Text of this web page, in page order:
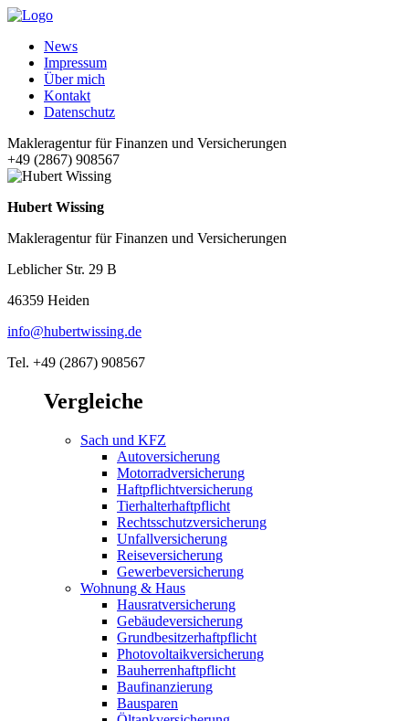
News
Impressum
Über mich
Kontakt
Datenschutz
Makleragentur für Finanzen und Versicherungen
+49 (2867) 908567
Hubert Wissing
Makleragentur für Finanzen und Versicherungen
Leblicher Str. 29 B
46359 Heiden
info@hubertwissing.de
Tel. +49 (2867) 908567
Vergleiche
Sach und KFZ
Autoversicherung
Motorradversicherung
Haftpflichtversicherung
Tierhalterhaftpflicht
Rechtsschutzversicherung
Unfallversicherung
Reiseversicherung
Gewerbeversicherung
Wohnung & Haus
Hausratversicherung
Gebäudeversicherung
Grundbesitzerhaftpflicht
Photovoltaikversicherung
Bauherrenhaftpflicht
Baufinanzierung
Bausparen